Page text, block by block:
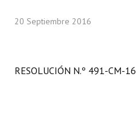
Comisiones Permanentes
Concejales Mandato Cumplido
20 Septiembre 2016
RESOLUCIÓN N.º 491-CM-16